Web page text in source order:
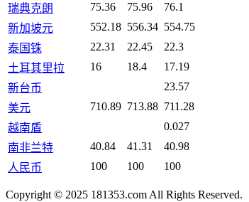
瑞典克朗
75.36 75.96
76.1
新加坡元
552.18 556.34 554.75
泰国铢
22.31 22.45
22.3
土耳其里拉
16 18.4
17.19
新台币
23.57
美元
710.89 713.88 711.28
越南盾
0.027
南非兰特
40.84 41.31
40.98
人民币
100 100 100
Copyright © 2025 181353.com All Rights Reserved.